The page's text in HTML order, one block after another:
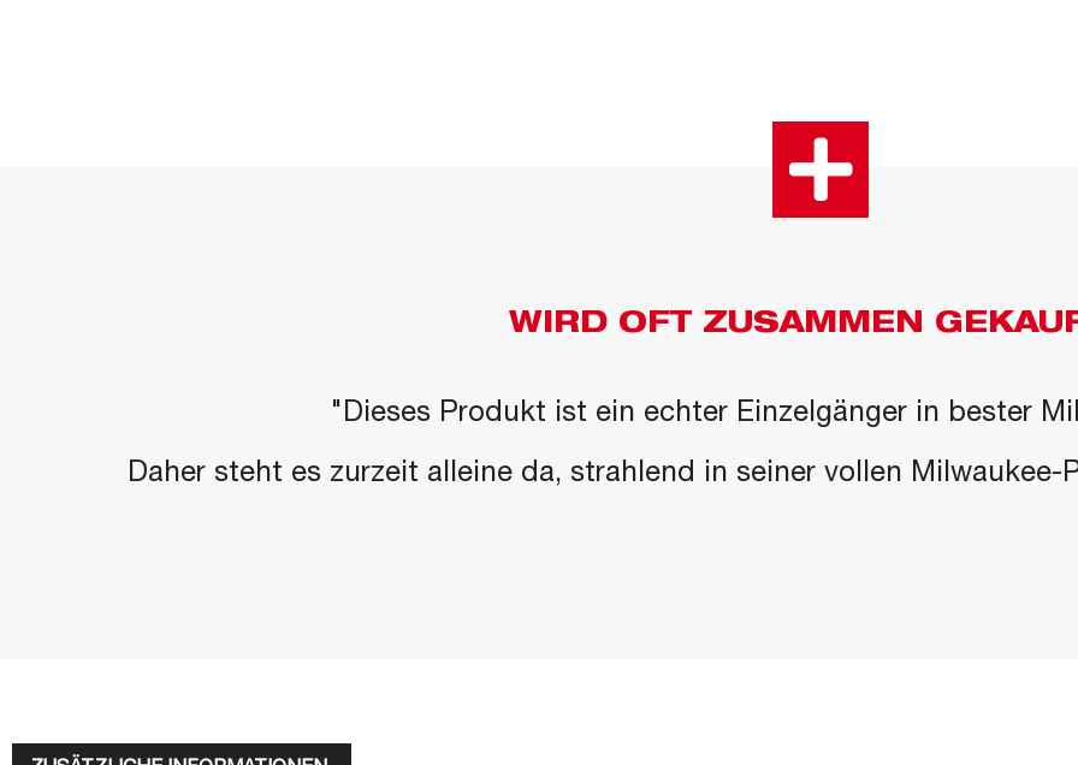
WIRD OFT ZUSAMMEN
"Dieses Produkt ist ein echter Einzelgänger in bester
Daher steht es zurzeit alleine da, strahlend in seiner vollen